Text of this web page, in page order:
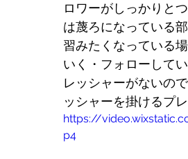
ロワーがしっかりと
は蔑ろになっている
習みたくなっている
いく・フォローして
レッシャーがないの
ッシャーを掛けるプ
https://
p4